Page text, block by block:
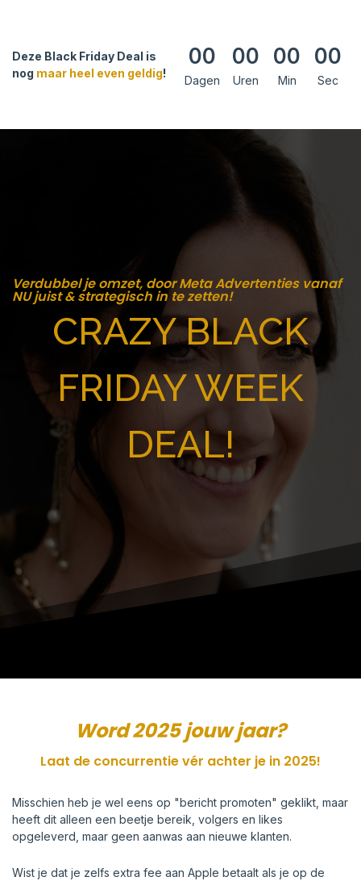
Deze Black Friday Deal is
nog maar heel even geldig!
00
Dagen
00
Uren
00
Min
00
Sec
Verdubbel je omzet, door Meta Advertenties vanaf
NU juist & strategisch in te zetten!
CRAZY BLACK
FRIDAY WEEK
DEAL!
Word 2025 jouw jaar?
Laat de concurrentie vér achter je in 2025!
Misschien heb je wel eens op "bericht promoten" geklikt, maar
heeft dit alleen een beetje bereik, volgers en likes
opgeleverd, maar geen aanwas aan nieuwe klanten.
Wist je dat je zelfs extra fee aan Apple betaalt als je op de